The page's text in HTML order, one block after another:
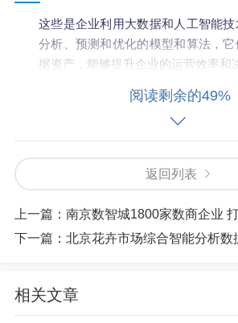
这些是企业利用大数据和人工智能
分析、预测和优化的模型和算法，
据资产，能够提升企业的运营效率和
在物联网和智能制造领域，传感器
环境参数等，对于企业的生产监控、
8. 脱敏后的原始数据
务报表中。
阅读剩余的49%
返回列表
上一篇： 南京数智城1800家数商企业 打造
下一篇： 北京花卉市场综合智能分析数据集 花
相关文章